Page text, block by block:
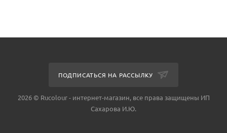
ПОДПИСАТЬСЯ НА РАССЫЛКУ
2026 © Rucolour - интернет-магазин, все права защищены ИП
Сахарова И.Ю.